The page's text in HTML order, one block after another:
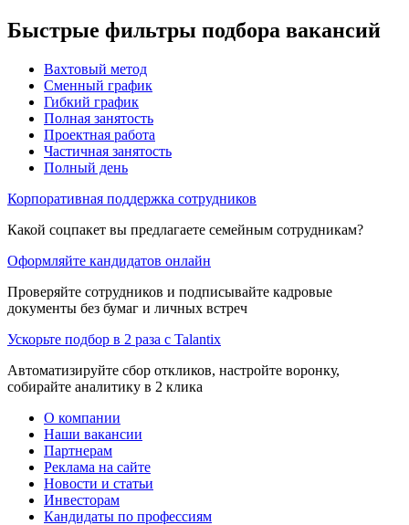
Быстрые фильтры подбора вакансий
Вахтовый метод
Сменный график
Гибкий график
Полная занятость
Проектная работа
Частичная занятость
Полный день
Корпоративная поддержка сотрудников
Какой соцпакет вы предлагаете семейным сотрудникам?
Оформляйте кандидатов онлайн
Проверяйте сотрудников и подписывайте кадровые
документы без бумаг и личных встреч
Ускорьте подбор в 2 раза с Talantix
Автоматизируйте сбор откликов, настройте воронку,
собирайте аналитику в 2 клика
О компании
Наши вакансии
Партнерам
Реклама на сайте
Новости и статьи
Инвесторам
Кандидаты по профессиям